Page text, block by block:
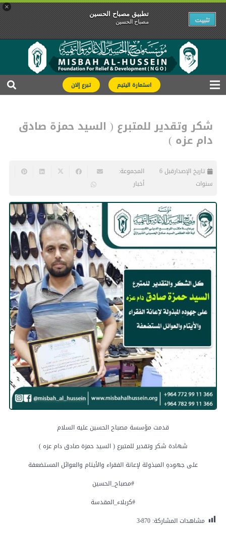
×
تطبیق مصباح الحسین
مصباح الحسین تثبیت
استمارة اليتيم تبرع إلان
شكر وتقدير للمتبرع ( السيد حمزة صادق
دام عزه )
تاريخ الإصدار
قبل 6
سنوات
المجموعة:
أخبار
قدمت مؤسسة مصباح الحسين عليه السلام
شهادة شكر وتقدير للمتبرع ( السيد حمزة صادق دام عزه )
على جهودهِ المبذولة لإعانة الفقراء والأيتام والعوائل المستضعفة
#مصباح_الحسين
#كربلاء_المقدسة
مشاهدات المشاركة: 3٬870